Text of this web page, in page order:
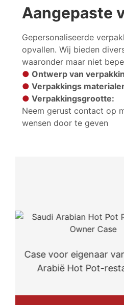
Aangepaste
Gepersonaliseerde
opvallen. Wij bieden
waaronder maar niet
●Ontwerp van
●Verpakkings
●Verpakkingsgrootte:
Neem gerust contact op
wensen door te geven
Case voor eigenaar
Arabië Hot Pot-